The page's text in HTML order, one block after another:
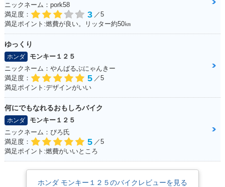
ニックネーム：pork58
満足度：
3 ／5
満足ポイント:燃費が良い。リッター約50㎞
ゆっくり
ホンダ
モンキー１２５
ニックネーム：やんばるぶにゃんきー
満足度：
5 ／5
満足ポイント:デザインがいい
何にでもなれるおもしろバイク
ホンダ
モンキー１２５
ニックネーム：ぴろ氏
満足度：
5 ／5
満足ポイント:燃費がいいところ
ホンダ モンキー１２５のバイクレビューを見る